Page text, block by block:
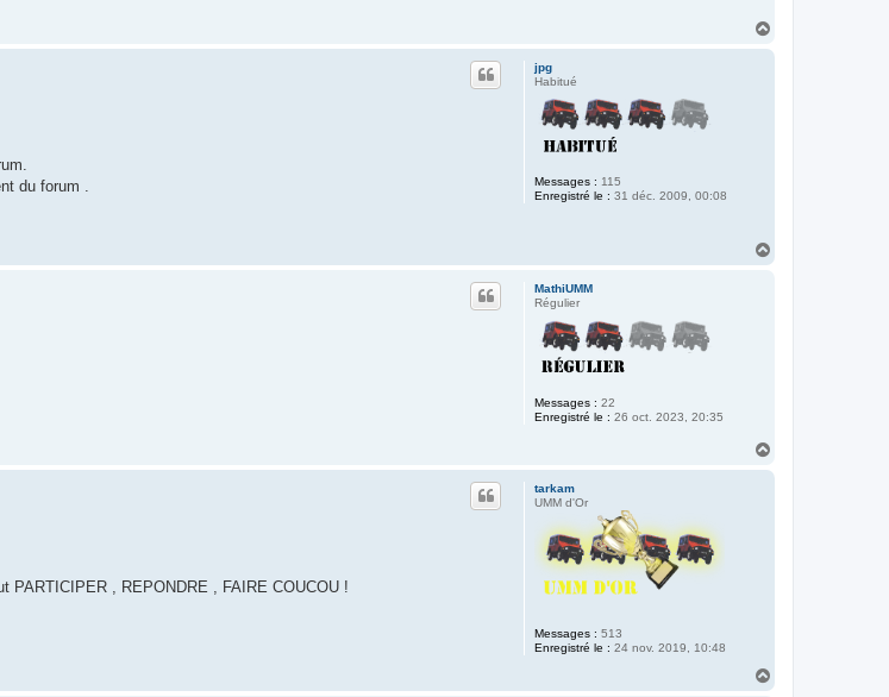
jpg
Habitué
Messages : 115
Enregistré le : 31 déc. 2009, 00:08
du forum .
MathiUMM
Régulier
Messages : 22
Enregistré le : 26 oct. 2023, 20:35
tarkam
UMM d'Or
Messages : 513
Enregistré le : 24 nov. 2019, 10:48
, REPONDRE , FAIRE COUCOU !